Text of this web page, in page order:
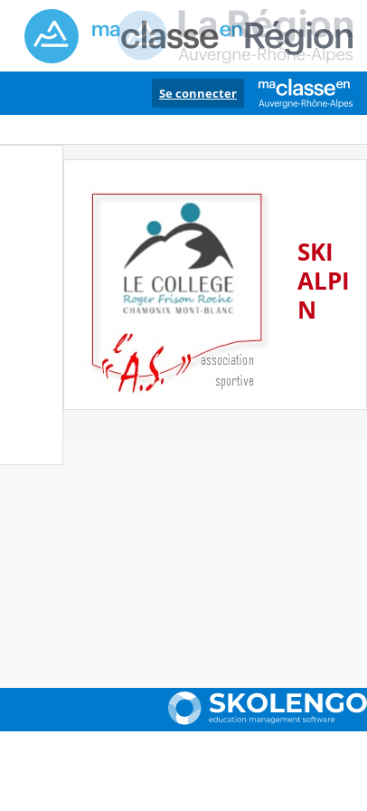
Se connecter
SKI
ALPI
N